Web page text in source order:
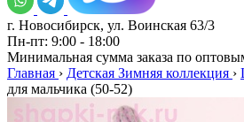
г. Новосибирск, ул. Воинская 63/3
Пн-пт: 9:00 - 18:00
Минимальная сумма заказа по
Главная › Детская Зимняя коллекция ›
для мальчика (50-52)